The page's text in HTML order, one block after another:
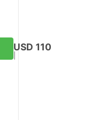
USD 110
به